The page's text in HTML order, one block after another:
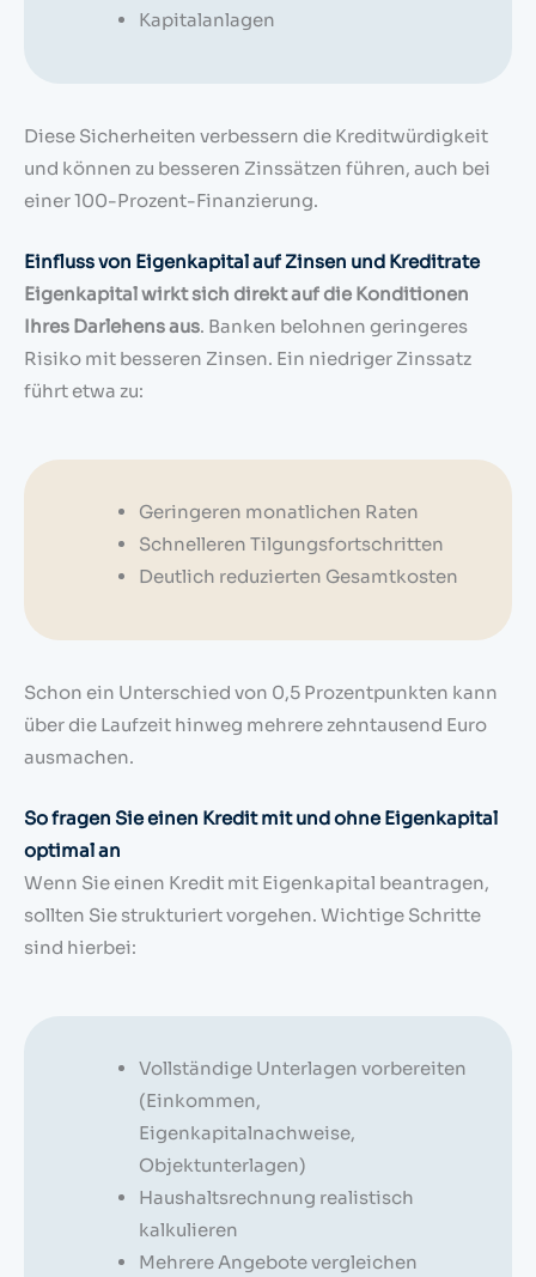
Kapitalanlagen
Diese Sicherheiten verbessern die Kreditwürdigkeit
und können zu besseren Zinssätzen führen, auch bei
einer 100-Prozent-Finanzierung.
Einfluss von Eigenkapital auf Zinsen und Kreditrate
Eigenkapital wirkt sich direkt auf die Konditionen
Ihres Darlehens aus. Banken belohnen geringeres
Risiko mit besseren Zinsen. Ein niedriger Zinssatz
führt etwa zu:
Geringeren monatlichen Raten
Schnelleren Tilgungsfortschritten
Deutlich reduzierten Gesamtkosten
Schon ein Unterschied von 0,5 Prozentpunkten kann
über die Laufzeit hinweg mehrere zehntausend Euro
ausmachen.
So fragen Sie einen Kredit mit und ohne Eigenkapital
optimal an
Wenn Sie einen Kredit mit Eigenkapital beantragen,
sollten Sie strukturiert vorgehen. Wichtige Schritte
sind hierbei:
Vollständige Unterlagen vorbereiten
(Einkommen,
Eigenkapitalnachweise,
Objektunterlagen)
Haushaltsrechnung realistisch
kalkulieren
Mehrere Angebote vergleichen